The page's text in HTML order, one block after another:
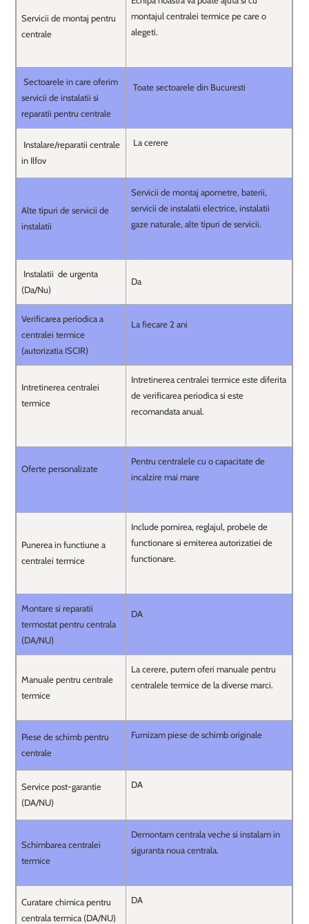
Servicii de montaj pentru
centrale
montajul centralei termice pe care o
alegeti.
Sectoarele in care oferim
servicii de instalatii si
reparatii pentru centrale
Toate sectoarele din Bucuresti
Instalare/reparatii centrale
in Ilfov
La cerere
Alte tipuri de servicii de
instalatii
Servicii de montaj apometre, baterii,
servicii de instalatii electrice, instalatii
gaze naturale, alte tipuri de servicii.
Instalatii de urgenta
(Da/Nu)
Da
Verificarea periodica a
centralei termice
(autorizatia ISCIR)
La fiecare 2 ani
Intretinerea centralei
termice
Intretinerea centralei termice este diferita
de verificarea periodica si este
recomandata anual.
Oferte personalizate
Pentru centralele cu o capacitate de
incalzire mai mare
Punerea in functiune a
centralei termice
Include pornirea, reglajul, probele de
functionare si emiterea autorizatiei de
functionare.
Montare si reparatii
termostat pentru centrala
(DA/NU)
DA
Manuale pentru centrale
termice
La cerere, putem oferi manuale pentru
centralele termice de la diverse marci.
Piese de schimb pentru
centrale
Furnizam piese de schimb originale
Service post-garantie
(DA/NU)
DA
Schimbarea centralei
termice
Demontam centrala veche si instalam in
siguranta noua centrala.
Curatare chimica pentru
centrala termica (DA/NU)
DA